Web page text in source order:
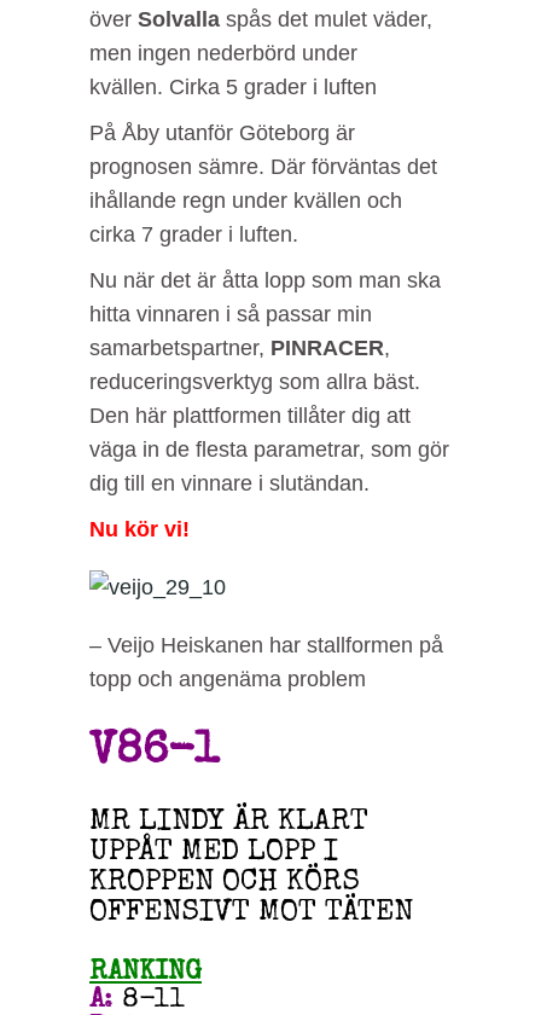
över Solvalla spås det mulet väder,
men ingen nederbörd under
kvällen. Cirka 5 grader i luften
På Åby utanför Göteborg är
prognosen sämre. Där förväntas det
ihållande regn under kvällen och
cirka 7 grader i luften.
Nu när det är åtta lopp som man ska
hitta vinnaren i så passar min
samarbetspartner, PINRACER,
reduceringsverktyg som allra bäst.
Den här plattformen tillåter dig att
väga in de flesta parametrar, som gör
dig till en vinnare i slutändan.
Nu kör vi!
– Veijo Heiskanen har stallformen på
topp och angenäma problem
V86-1
MR LINDY ÄR KLART
UPPÅT MED LOPP I
KROPPEN OCH KÖRS
OFFENSIVT MOT TÄTEN
RANKING
A: 8-11